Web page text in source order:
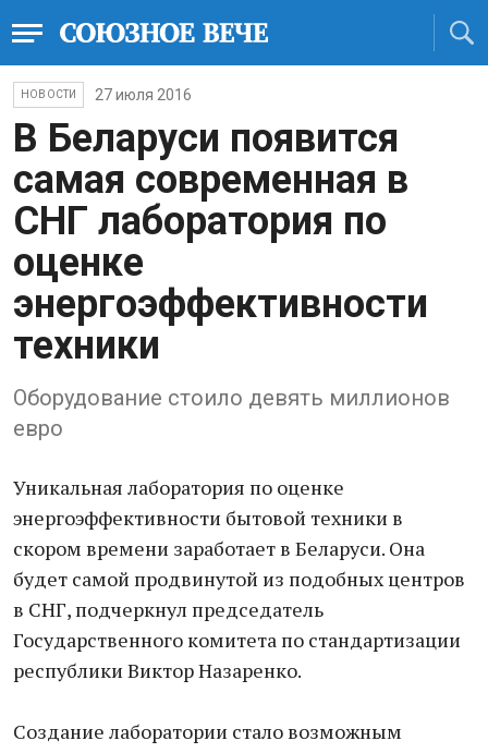
НОВОСТИ 27 июля 2016
В Беларуси появится
самая современная в
СНГ лаборатория по
оценке
энергоэффективности
техники
Оборудование стоило девять миллионов
евро
Уникальная лаборатория по оценке
энергоэффективности бытовой техники в
скором времени заработает в Беларуси. Она
будет самой продвинутой из подобных центров
в СНГ, подчеркнул председатель
Государственного комитета по стандартизации
республики Виктор Назаренко.
Создание лаборатории стало возможным